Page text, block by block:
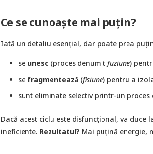
Ce se cunoaşte mai puţin?
Iată un detaliu esențial, dar poate prea
se unesc (proces denumit fuziune)
se fragmentează(fisiune) pentru a
sunt eliminate selectiv printr-un proces
Dacă acest ciclu este disfuncţional, va
ineficiente. Rezultatul? Mai puţină energie,